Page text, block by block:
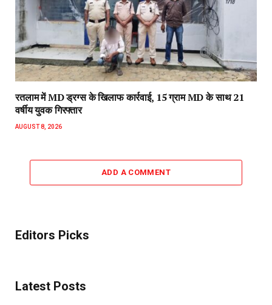
रतलाम में MD ड्रग्स के खिलाफ कार्रवाई, 15 ग्राम MD के साथ 21
वर्षीय युवक गिरफ्तार
AUGUST 8, 2026
ADD A COMMENT
Editors Picks
Latest Posts